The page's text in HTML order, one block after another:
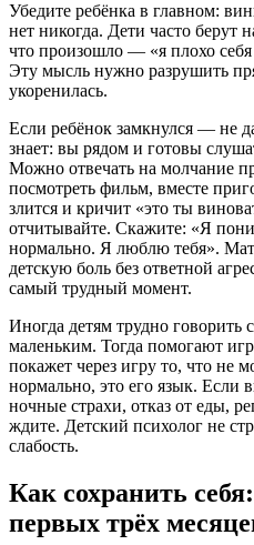
Убедите ребёнка в главном:
нет никогда. Дети часто берут
что произошло — «я плохо
Эту мысль нужно разрушить
укоренилась.
Если ребёнок замкнулся — не
знает: вы рядом и готовы
Можно отвечать на молчание
посмотреть фильм, вместе
злится и кричит «это ты
отчитывайте. Скажите: «Я
нормально. Я люблю тебя».
детскую боль без ответной
самый трудный момент.
Иногда детям трудно
маленьким. Тогда помогают
покажет через игру то, что не
нормально, это его язык.
ночные страхи, отказ от еды,
ждите. Детский психолог не
слабость.
Как сохранить
первых трёх